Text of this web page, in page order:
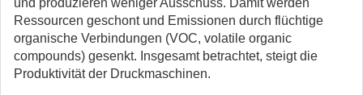
und produzieren weniger Ausschuss. Damit werden
Ressourcen geschont und Emissionen durch flüchtige
organische Verbindungen (VOC, volatile organic
compounds) gesenkt. Insgesamt betrachtet, steigt die
Produktivität der Druckmaschinen.